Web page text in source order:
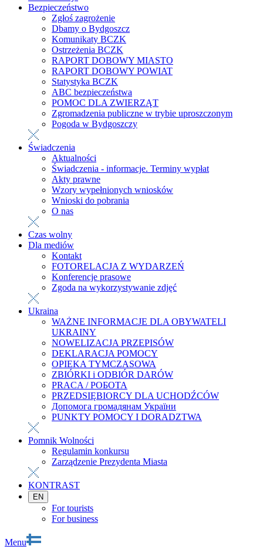
Bezpieczeństwo
Zgłoś zagrożenie
Dbamy o Bydgoszcz
Komunikaty BCZK
Ostrzeżenia BCZK
RAPORT DOBOWY MIASTO
RAPORT DOBOWY POWIAT
Statystyka BCZK
ABC bezpieczeństwa
POMOC DLA ZWIERZĄT
Zgromadzenia publiczne w trybie uproszczonym
Pogoda w Bydgoszczy
Świadczenia
Aktualności
Świadczenia - informacje. Terminy wypłat
Akty prawne
Wzory wypełnionych wniosków
Wnioski do pobrania
O nas
Czas wolny
Dla mediów
Kontakt
FOTORELACJA Z WYDARZEŃ
Konferencje prasowe
Zgoda na wykorzystywanie zdjęć
Ukraina
WAŻNE INFORMACJE DLA OBYWATELI
UKRAINY
NOWELIZACJA PRZEPISÓW
DEKLARACJA POMOCY
OPIEKA TYMCZASOWA
ZBIÓRKI i ODBIÓR DARÓW
PRACA / РОБОТА
PRZEDSIĘBIORCY DLA UCHODŹCÓW
Допомога громадянам України
PUNKTY POMOCY I DORADZTWA
Pomnik Wolności
Regulamin konkursu
Zarządzenie Prezydenta Miasta
KONTRAST
EN
For tourists
For business
Menu